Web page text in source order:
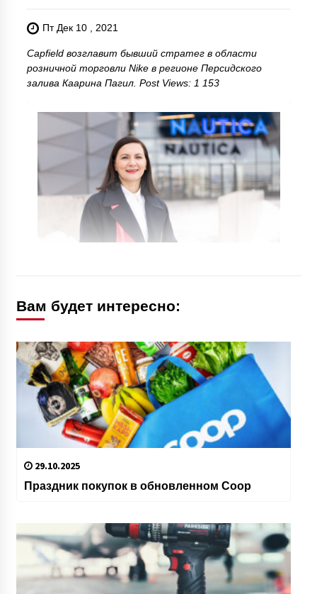
Пт Дек 10 , 2021
Capfield возглавит бывший стратег в области
розничной торговли Nike в регионе Персидского
залива Каарина Пагил. Post Views: 1 153
Вам будет интересно:
29.10.2025
Праздник покупок в обновленном Coop